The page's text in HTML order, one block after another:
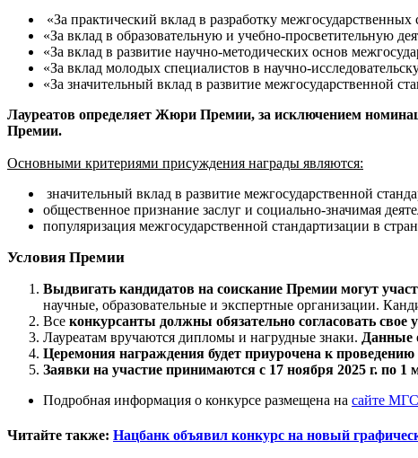
«За практический вклад в разработку
«За вклад в образовательную и учебно-просветительную
«За вклад в развитие научно-методических основ
«За вклад молодых специалистов в научно-
«За значительный вклад в развитие межгосударственной
Лауреатов определяет Жюри Премии, за исключением
Премии.
Основными критериями присуждения награды являются:
значительный вклад в развитие межгосударственной
общественное признание заслуг и социально-значимая
популяризация межгосударственной стандартизации в
Условия Премии
Выдвигать кандидатов на соискание Премии могут
научные, образовательные и экспертные организации.
Все конкурсанты должны обязательно согласовать
Лауреатам вручаются дипломы и нагрудные знаки. Данные
Церемония награждения будет приурочена к
Заявки на участие принимаются с 17 ноября 2025 г. по 1
Подробная информация о конкурсе размещена на сайте МГС
Читайте также: Нацбанк объявил конкурс на новый